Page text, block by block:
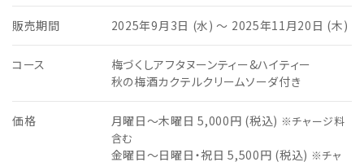
販売期間 2025年9月3日 (水) ～ 2025年11月20日 (木)
コース
梅づくしアフタヌーンティー&ハイティー
秋の梅酒カクテルクリームソーダ付き
価格 月曜日～木曜日 5,000円 (税込) ※チャージ料
含む
金曜日～日曜日・祝日 5,500円 (税込) ※チャ